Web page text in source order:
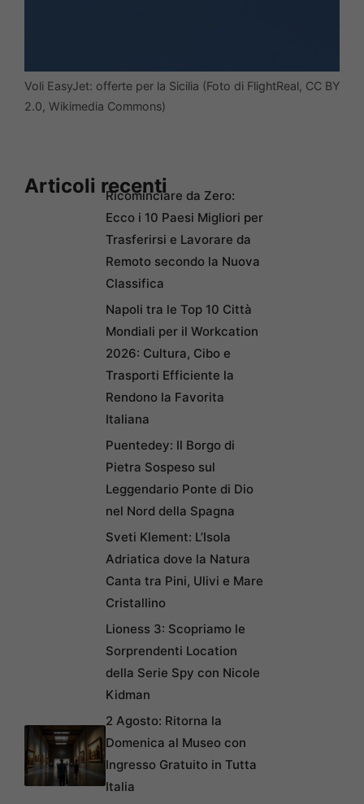
Voli EasyJet: offerte per la Sicilia (Foto di FlightReal, CC BY
2.0, Wikimedia Commons)
Articoli recentiRicominciare da Zero:
Ecco i 10 Paesi Migliori per
Trasferirsi e Lavorare da
Remoto secondo la Nuova
Classifica
Napoli tra le Top 10 Città
Mondiali per il Workcation
2026: Cultura, Cibo e
Trasporti Efficiente la
Rendono la Favorita
Italiana
Puentedey: Il Borgo di
Pietra Sospeso sul
Leggendario Ponte di Dio
nel Nord della Spagna
Sveti Klement: L’Isola
Adriatica dove la Natura
Canta tra Pini, Ulivi e Mare
Cristallino
Lioness 3: Scopriamo le
Sorprendenti Location
della Serie Spy con Nicole
Kidman
2 Agosto: Ritorna la
Domenica al Museo con
Ingresso Gratuito in Tutta
Italia